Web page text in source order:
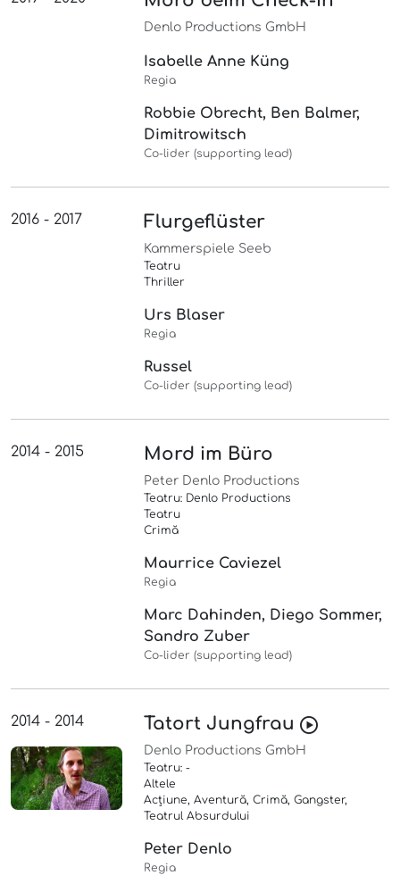
Denlo Productions GmbH
Isabelle Anne Küng
Regia
Robbie Obrecht, Ben Balmer,
Dimitrowitsch
Co-lider (supporting lead)
2016 - 2017 Flurgeflüster
Kammerspiele Seeb
Teatru
Thriller
Urs Blaser
Regia
Russel
Co-lider (supporting lead)
2014 - 2015 Mord im Büro
Peter Denlo Productions
Teatru: Denlo Productions
Teatru
Crimă
Maurrice Caviezel
Regia
Marc Dahinden, Diego Sommer,
Sandro Zuber
Co-lider (supporting lead)
2014 - 2014 Tatort Jungfrau
Denlo Productions GmbH
Teatru: -
Altele
Acțiune, Aventură, Crimă, Gangster,
Teatrul Absurdului
Peter Denlo
Regia